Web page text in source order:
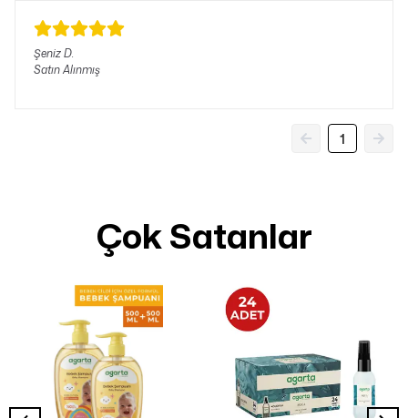
ŞenizD.
Satın Alınmış
1
Çok Satanlar